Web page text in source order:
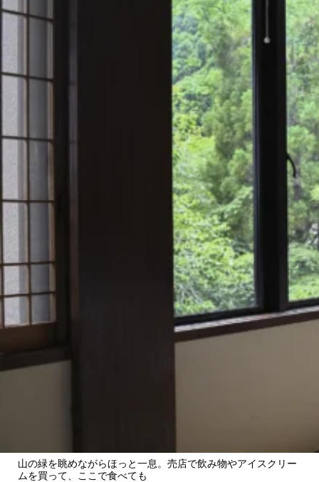
山の緑を眺めながらほっと一息。売店で飲み物やアイスクリー
ムを買って、ここで食べても